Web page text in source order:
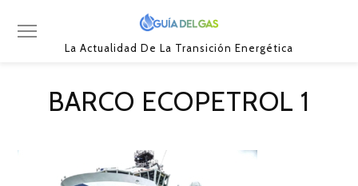
La Actualidad De La Transición Energética
BARCO ECOPETROL 1